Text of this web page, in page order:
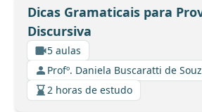
Dicas Gramaticais para
Discursiva
5 aulas
Profº. Daniela Buscaratti de
2 horas de estudo